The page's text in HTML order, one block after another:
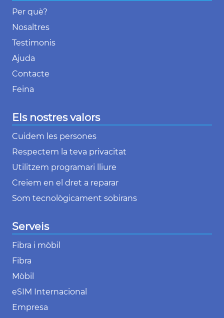
Per què?
Nosaltres
Testimonis
Ajuda
Contacte
Feina
Els nostres valors
Cuidem les persones
Respectem la teva privacitat
Utilitzem programari lliure
Creiem en el dret a reparar
Som tecnològicament sobirans
Serveis
Fibra i mòbil
Fibra
Mòbil
eSIM Internacional
Empresa